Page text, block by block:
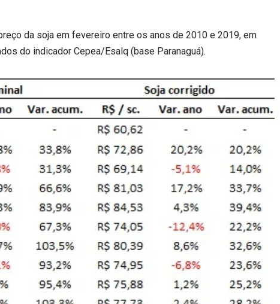
da soja em fevereiro entre os anos de 2010 e 2019, em
do indicador Cepea/Esalq (base Paranaguá).